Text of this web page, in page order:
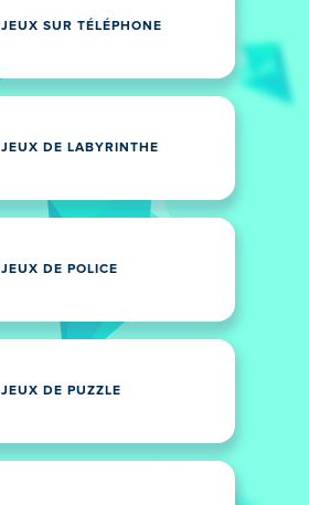
JEUX SUR TÉLÉPHONE
JEUX DE LABYRINTHE
JEUX DE POLICE
JEUX DE PUZZLE